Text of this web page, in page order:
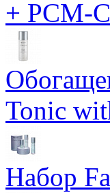
+ PCM-
Tonic
Набор